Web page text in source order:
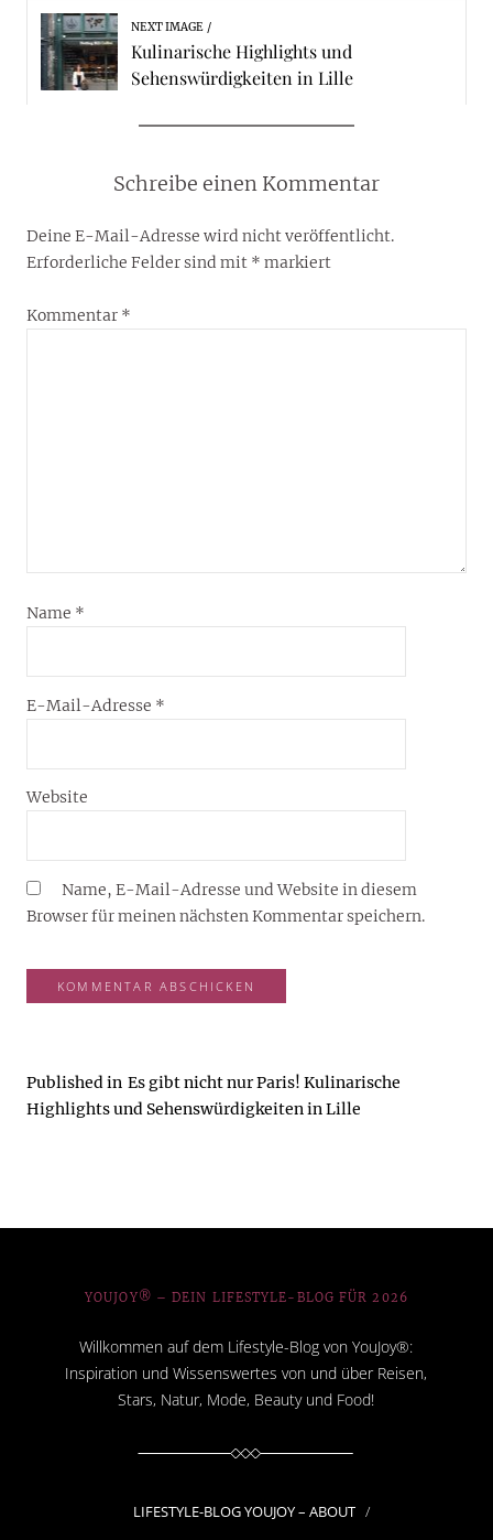
NEXT IMAGE
Kulinarische Highlights und
Sehenswürdigkeiten in Lille
Schreibe einen Kommentar
Deine E-Mail-Adresse wird nicht veröffentlicht.
Erforderliche Felder sind mit * markiert
Kommentar *
Name *
E-Mail-Adresse *
Website
Name, E-Mail-Adresse und Website in diesem
Browser für meinen nächsten Kommentar speichern.
Published in Es gibt nicht nur Paris! Kulinarische
Highlights und Sehenswürdigkeiten in Lille
YOUJOY® – DEIN LIFESTYLE-BLOG FÜR 2026
Willkommen auf dem Lifestyle-Blog von YouJoy®:
Inspiration und Wissenswertes von und über Reisen,
Stars, Natur, Mode, Beauty und Food!
LIFESTYLE-BLOG YOUJOY – ABOUT